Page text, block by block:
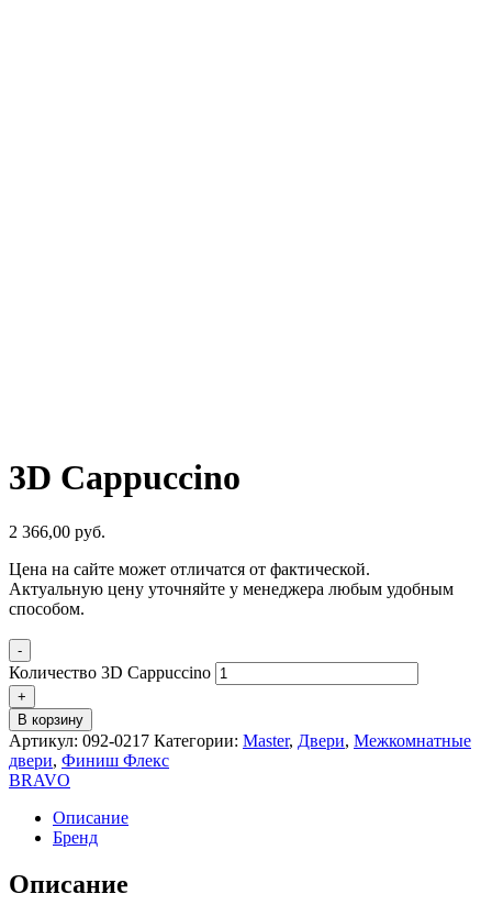
3D Cappuccino
2 366,00 руб.
Цена на сайте может отличатся от фактической.
Актуальную цену уточняйте у менеджера любым удобным
способом.
-
Количество 3D Cappuccino
+
В корзину
Артикул: 092-0217 Категории: Master, Двери, Межкомнатные
двери, Финиш Флекс
BRAVO
Описание
Бренд
Описание